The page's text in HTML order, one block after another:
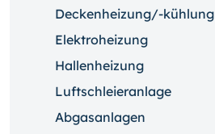
Deckenheizung/-kühlung
Elektroheizung
Hallenheizung
Luftschleieranlage
Abgasanlagen